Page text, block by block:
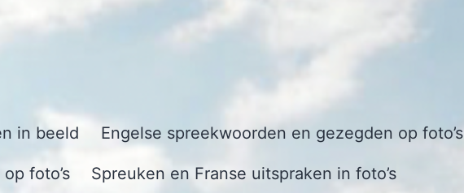
in beeld Engelse spreekwoorden en gezegden op foto’s
foto’s Spreuken en Franse uitspraken in foto’s